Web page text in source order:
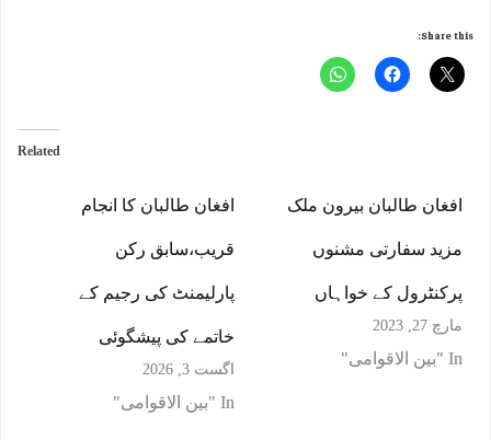
Share this:
Related
افغان طالبان کا انجام
قریب،سابق رکن
پارلیمنٹ کی رجیم کے
خاتمے کی پیشگوئی
اگست 3, 2026
In "بین الاقوامی"
افغان طالبان بیرون ملک
مزید سفارتی مشنوں
پرکنٹرول کے خواہاں
مارچ 27, 2023
In "بین الاقوامی"